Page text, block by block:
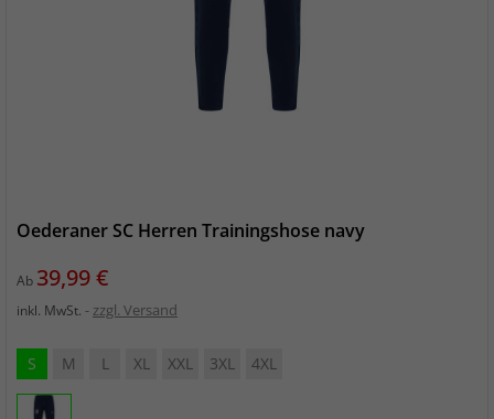
Oederaner SC Herren Trainingshose navy
Ab Preis
39,99 €
inkl. MwSt. zzgl. Versand
S M L XL XXL 3XL 4XL